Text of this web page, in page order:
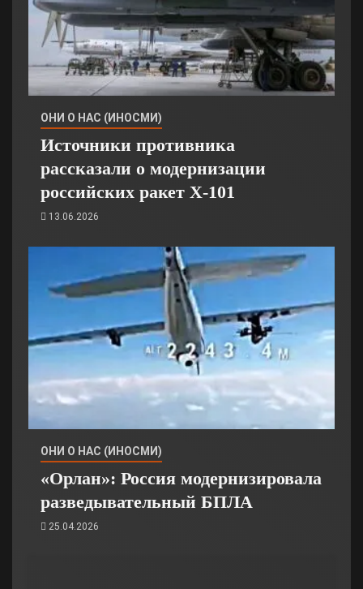
ОНИ О НАС (ИНОСМИ)
Источники противника
рассказали о модернизации
российских ракет Х-101
13.06.2026
ОНИ О НАС (ИНОСМИ)
«Орлан»: Россия модернизировала
разведывательный БПЛА
25.04.2026